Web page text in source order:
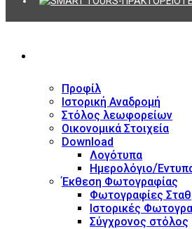
Προφίλ
Ιστορική Αναδρομή
Στόλος λεωφορείων
Οικονομικά Στοιχεία
Download
Λογότυπα
Ημερολόγιο/
Έκθεση Φωτογραφίας
Φωτογραφίες
Ιστορικές
Σύγχρονος στόλος